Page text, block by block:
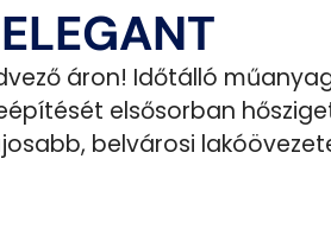
áron! Időtálló
elsősorban
belvárosi